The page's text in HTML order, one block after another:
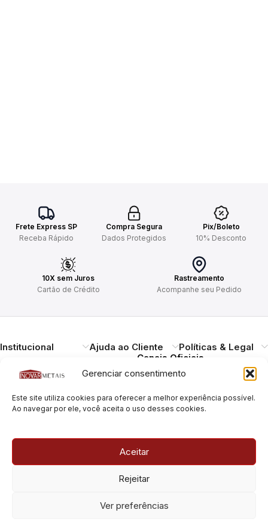
Gerenciar consentimento
Este site utiliza cookies para oferecer a melhor experiência possível.
Ao navegar por ele, você aceita o uso desses cookies.
Aceitar
Rejeitar
Ver preferências
Frete Express SP
Receba Rápido
Compra Segura
Dados Protegidos
Pix/Boleto
10% Desconto
10X sem Juros
Cartão de Crédito
Rastreamento
Acompanhe seu Pedido
Institucional Ajuda ao Cliente Políticas & Legal
Entregando qualidade,
durabilidade e design.
Estamos à disposição.
São Paulo/SP – CEP: 05424-
São Paulo/SP – CEP: 05424-
Canais Oficiais
Pague com Segurança